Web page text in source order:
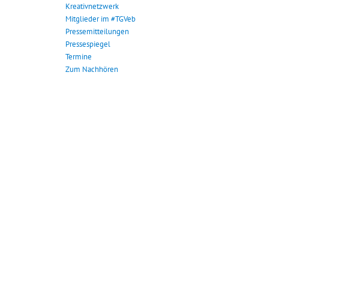
Kreativnetzwerk
Mitglieder im #TGVeb
Pressemitteilungen
Pressespiegel
Termine
Zum Nachhören